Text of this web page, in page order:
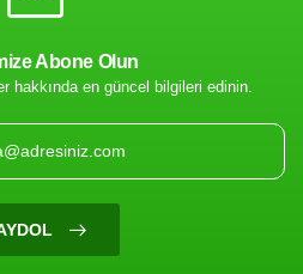
Uygun
Abone Olun
hakkında en güncel bilgileri edinin.